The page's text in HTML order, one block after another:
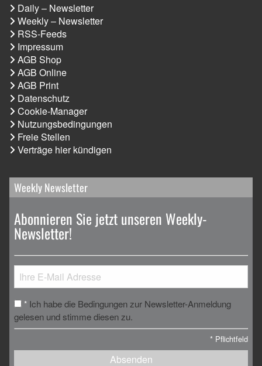
Daily – Newsletter
Weekly – Newsletter
RSS-Feeds
Impressum
AGB Shop
AGB Online
AGB Print
Datenschutz
Cookie-Manager
Nutzungsbedingungen
Freie Stellen
Verträge hier kündigen
Weekly Newsletter
Abonnieren Sie jetzt unseren Weekly-
Newsletter!
* Ich habe die Bedingungen zur Newsletter-Anmeldung
gelesen und stimme diesen zu.
* Pflichtfeld
Absenden